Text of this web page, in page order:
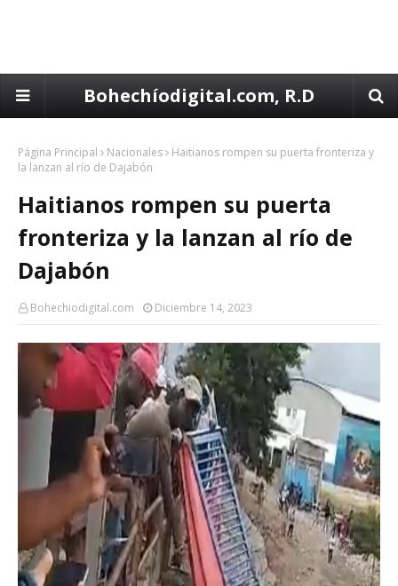
Bohechíodigital.com, R.D
Página Principal Nacionales
Haitianos rompen su puerta fronteriza y
la lanzan al río de Dajabón
Haitianos rompen su puerta
fronteriza y la lanzan al río de
Dajabón
Bohechiodigital.com Diciembre 14, 2023